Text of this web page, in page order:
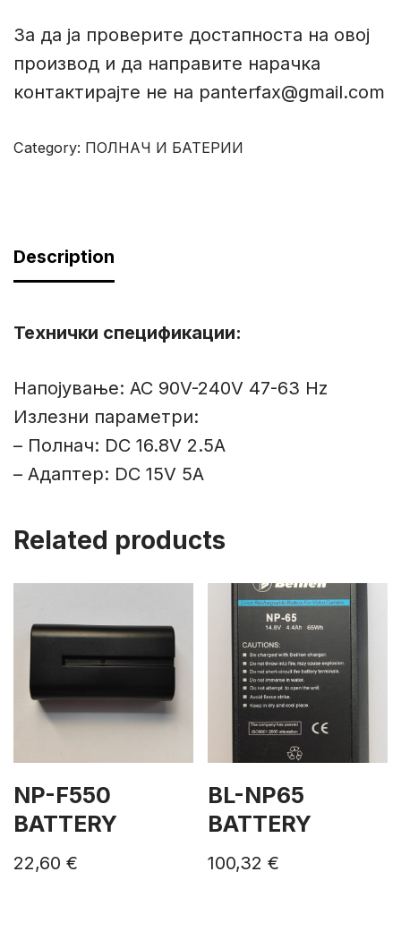
За да ја проверите достапноста на овој
производ и да направите нарачка
контактирајте не на panterfax@gmail.com
Category: ПОЛНАЧ И БАТЕРИИ
Description
Технички спецификации:
Напојување: AC 90V-240V 47-63 Hz
Излезни параметри:
– Полнач: DC 16.8V 2.5A
– Адаптер: DC 15V 5A
Related products
NP-F550
BATTERY
22,60 €
BL-NP65
BATTERY
100,32€